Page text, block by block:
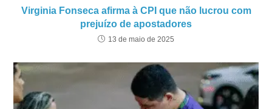
Virginia Fonseca afirma à CPI que não lucrou com
prejuízo de apostadores
13 de maio de 2025